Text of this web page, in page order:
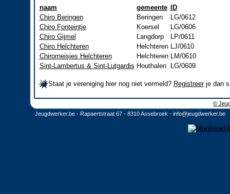
naam gemeente ID
Chiro Beringen
Beringen
LG/0612
Chiro Fonteintje
Koersel
LG/0606
Chiro Gijmel
Langdorp
LP/0611
Chiro Helchteren
Helchteren LJ/0610
Chiromeisjes Helchteren
Helchteren LM/0610
Sint-Lambertus & Sint-Lutgardis Houthalen LG/0609
Staat je vereniging hier nog niet vermeld? Registreerje dan
©
Jeugdwerker.be - Rapaertstraat 67 - 8310 Assebroek - info@jeugdwerker.be